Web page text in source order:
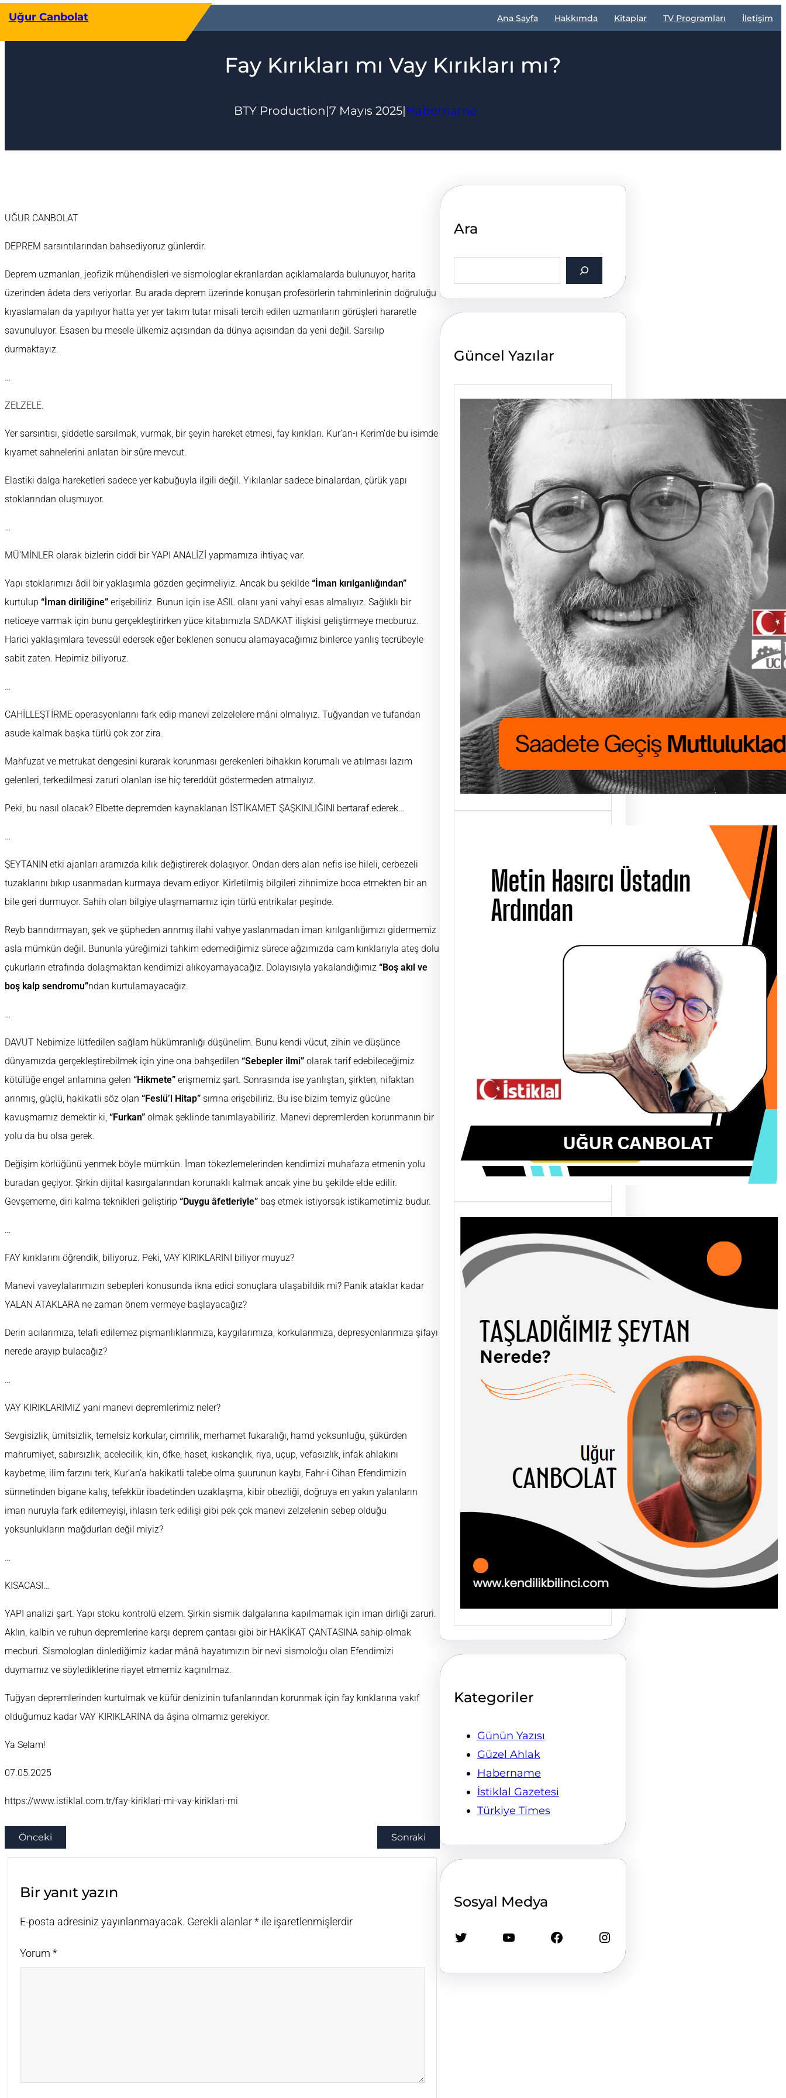
geç
Uğur Canbolat Ana Sayfa Hakkımda Kitaplar TV Programları İletişim
Fay Kırıkları mı Vay Kırıkları mı?
BTY Production|7 Mayıs 2025|Habername
UĞUR CANBOLAT
DEPREM sarsıntılarından bahsediyoruz günlerdir.
Deprem uzmanları, jeofizik mühendisleri ve sismologlar ekranlardan açıklamalarda bulunuyor, harita
üzerinden âdeta ders veriyorlar. Bu arada deprem üzerinde konuşan profesörlerin tahminlerinin doğruluğu
kıyaslamaları da yapılıyor hatta yer yer takım tutar misali tercih edilen uzmanların görüşleri hararetle
savunuluyor. Esasen bu mesele ülkemiz açısından da dünya açısından da yeni değil. Sarsılıp
durmaktayız.
…
ZELZELE.
Yer sarsıntısı, şiddetle sarsılmak, vurmak, bir şeyin hareket etmesi, fay kırıkları. Kur’an-ı Kerim’de bu isimde
kıyamet sahnelerini anlatan bir sûre mevcut.
Elastiki dalga hareketleri sadece yer kabuğuyla ilgili değil. Yıkılanlar sadece binalardan, çürük yapı
stoklarından oluşmuyor.
…
MÜ’MİNLER olarak bizlerin ciddi bir YAPI ANALİZİ yapmamıza ihtiyaç var.
Yapı stoklarımızı âdil bir yaklaşımla gözden geçirmeliyiz. Ancak bu şekilde “İman kırılganlığından”
kurtulup “İman diriliğine” erişebiliriz. Bunun için ise ASIL olanı yani vahyi esas almalıyız. Sağlıklı bir
neticeye varmak için bunu gerçekleştirirken yüce kitabımızla SADAKAT ilişkisi geliştirmeye mecburuz.
Harici yaklaşımlara tevessül edersek eğer beklenen sonucu alamayacağımız binlerce yanlış tecrübeyle
sabit zaten. Hepimiz biliyoruz.
…
CAHİLLEŞTİRME operasyonlarını fark edip manevi zelzelelere mâni olmalıyız. Tuğyandan ve tufandan
asude kalmak başka türlü çok zor zira.
Mahfuzat ve metrukat dengesini kurarak korunması gerekenleri bihakkın korumalı ve atılması lazım
gelenleri, terkedilmesi zaruri olanları ise hiç tereddüt göstermeden atmalıyız.
Peki, bu nasıl olacak? Elbette depremden kaynaklanan İSTİKAMET ŞAŞKINLIĞINI bertaraf ederek…
…
ŞEYTANIN etki ajanları aramızda kılık değiştirerek dolaşıyor. Ondan ders alan nefis ise hileli, cerbezeli
tuzaklarını bıkıp usanmadan kurmaya devam ediyor. Kirletilmiş bilgileri zihnimize boca etmekten bir an
bile geri durmuyor. Sahih olan bilgiye ulaşmamamız için türlü entrikalar peşinde.
Reyb barındırmayan, şek ve şüpheden arınmış ilahi vahye yaslanmadan iman kırılganlığımızı gidermemiz
asla mümkün değil. Bununla yüreğimizi tahkim edemediğimiz sürece ağzımızda cam kırıklarıyla ateş dolu
çukurların etrafında dolaşmaktan kendimizi alıkoyamayacağız. Dolayısıyla yakalandığımız “Boş akıl ve
boş kalp sendromu”ndan kurtulamayacağız.
…
DAVUT Nebimize lütfedilen sağlam hükümranlığı düşünelim. Bunu kendi vücut, zihin ve düşünce
dünyamızda gerçekleştirebilmek için yine ona bahşedilen “Sebepler ilmi” olarak tarif edebileceğimiz
kötülüğe engel anlamına gelen “Hikmete” erişmemiz şart. Sonrasında ise yanlıştan, şirkten, nifaktan
arınmış, güçlü, hakikatli söz olan “Feslü’l Hitap” sırrına erişebiliriz. Bu ise bizim temyiz gücüne
kavuşmamız demektir ki, “Furkan” olmak şeklinde tanımlayabiliriz. Manevi depremlerden korunmanın bir
yolu da bu olsa gerek.
Değişim körlüğünü yenmek böyle mümkün. İman tökezlemelerinden kendimizi muhafaza etmenin yolu
buradan geçiyor. Şirkin dijital kasırgalarından korunaklı kalmak ancak yine bu şekilde elde edilir.
Gevşememe, diri kalma teknikleri geliştirip “Duygu âfetleriyle” baş etmek istiyorsak istikametimiz budur.
…
FAY kırıklarını öğrendik, biliyoruz. Peki, VAY KIRIKLARINI biliyor muyuz?
Manevi vaveylalarımızın sebepleri konusunda ikna edici sonuçlara ulaşabildik mi? Panik ataklar kadar
YALAN ATAKLARA ne zaman önem vermeye başlayacağız?
Derin acılarımıza, telafi edilemez pişmanlıklarımıza, kaygılarımıza, korkularımıza, depresyonlarımıza şifayı
nerede arayıp bulacağız?
…
VAY KIRIKLARIMIZ yani manevi depremlerimiz neler?
Sevgisizlik, ümitsizlik, temelsiz korkular, cimrilik, merhamet fukaralığı, hamd yoksunluğu, şükürden
mahrumiyet, sabırsızlık, acelecilik, kin, öfke, haset, kıskançlık, riya, uçup, vefasızlık, infak ahlakını
kaybetme, ilim farzını terk, Kur’an’a hakikatli talebe olma şuurunun kaybı, Fahr-i Cihan Efendimizin
sünnetinden bigane kalış, tefekkür ibadetinden uzaklaşma, kibir obezliği, doğruya en yakın yalanların
iman nuruyla fark edilemeyişi, ihlasın terk edilişi gibi pek çok manevi zelzelenin sebep olduğu
yoksunlukların mağdurları değil miyiz?
…
KISACASI…
YAPI analizi şart. Yapı stoku kontrolü elzem. Şirkin sismik dalgalarına kapılmamak için iman dirliği zaruri.
Aklın, kalbin ve ruhun depremlerine karşı deprem çantası gibi bir HAKİKAT ÇANTASINA sahip olmak
mecburi. Sismologları dinlediğimiz kadar mânâ hayatımızın bir nevi sismoloğu olan Efendimizi
duymamız ve söylediklerine riayet etmemiz kaçınılmaz.
Tuğyan depremlerinden kurtulmak ve küfür denizinin tufanlarından korunmak için fay kırıklarına vakıf
olduğumuz kadar VAY KIRIKLARINA da âşina olmamız gerekiyor.
Ya Selam!
07.05.2025
https://www.istiklal.com.tr/fay-kiriklari-mi-vay-kiriklari-mi
Önceki Sonraki
Bir yanıt yazın
E-posta adresiniz yayınlanmayacak. Gerekli alanlar* ile işaretlenmişlerdir
Yorum *
Ara
a
h
Güncel Yazılar
Saadete Geçiş
Mutlulukladır
UĞUR CANBOLAT
FUKARALIK boyumuzu
aşıyordu. Günlük
nafakasını çıkarmak
için hasat…
TAŞLADIĞIMIZ
ŞEYTAN NEREDE?
olguları birbirinden…
Kategoriler
Günün Yazısı
Güzel Ahlak
Habername
İstiklal Gazetesi
Türkiye Times
Sosyal Medya
Twitter YouTube Facebook Instagram